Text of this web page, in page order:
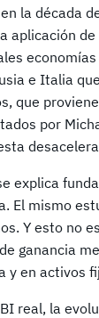
la década
aplicación
e Italia
que
por
explica
El mismo
Y esto no
ganancia
y en activos
real, la